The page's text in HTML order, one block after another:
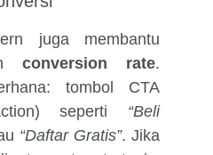
juga membantu
conversion rate.
tombol CTA
seperti “Beli
“Daftar Gratis”. Jika